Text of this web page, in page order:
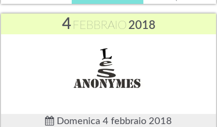
4 FEBBRAIO 2018
Domenica 4 febbraio 2018